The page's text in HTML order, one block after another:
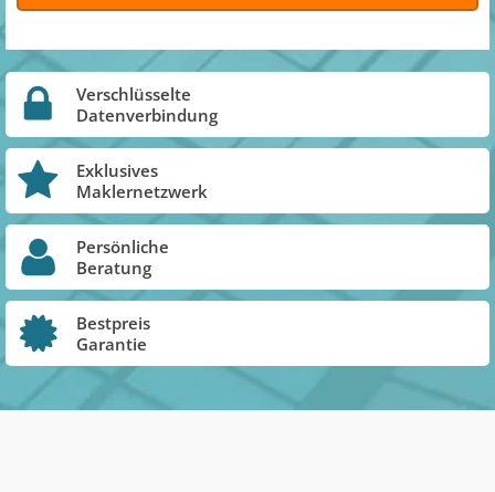
Verschlüsselte
Datenverbindung
Exklusives
Maklernetzwerk
Persönliche
Beratung
Bestpreis
Garantie